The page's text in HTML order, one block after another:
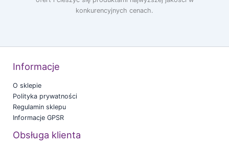
konkurencyjnych cenach.
Informacje
O sklepie
Polityka prywatności
Regulamin sklepu
Informacje GPSR
Obsługa klienta